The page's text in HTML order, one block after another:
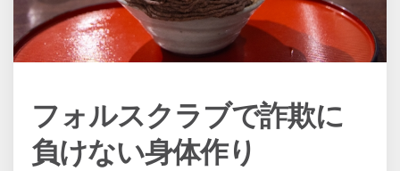
フォルスクラブで詐欺に
負けない身体作り